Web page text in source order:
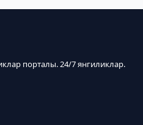
порталы. 24/7 янгиликлар.